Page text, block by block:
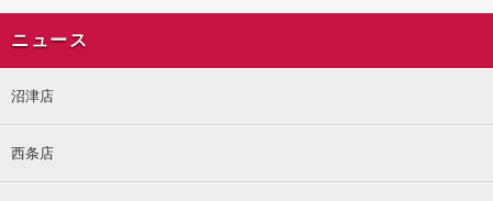
ニュース
沼津店
西条店